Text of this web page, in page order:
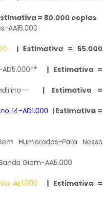
= 80.000 copias
AA15.000
| Estimativa = 65.000
| Estimativa =
| Estimativa =
14-AD1.000 | Estimativa =
Humorados-Para Nossa
Giom-AA5.000
AE1.000
| Estimativa =